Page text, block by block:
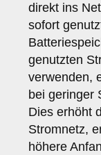
direkt ins
sofort
genutzten
verwenden,
bei geringer
Dies erhöht
Stromnetz,
höhere